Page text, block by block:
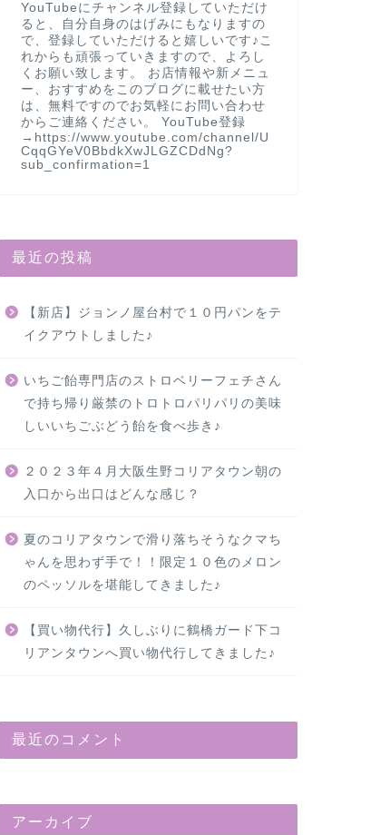
YouTubeにチャンネル登録していただけ
ると、自分自身のはげみにもなりますの
で、登録していただけると嬉しいです♪こ
れからも頑張っていきますので、よろし
くお願い致します。 お店情報や新メニュ
ー、おすすめをこのブログに載せたい方
は、無料ですのでお気軽にお問い合わせ
からご連絡ください。 YouTube登録
→https://www.youtube.com/channel/U
CqqGYeV0BbdkXwJLGZCDdNg?
sub_confirmation=1
最近の投稿
【新店】ジョンノ屋台村で１０円パンをテ
イクアウトしました♪
いちご飴専門店のストロベリーフェチさん
で持ち帰り厳禁のトロトロパリパリの美味
しいいちごぶどう飴を食べ歩き♪
２０２３年４月大阪生野コリアタウン朝の
入口から出口はどんな感じ？
夏のコリアタウンで滑り落ちそうなクマち
ゃんを思わず手で！！限定１０色のメロン
のペッソルを堪能してきました♪
【買い物代行】久しぶりに鶴橋ガード下コ
リアンタウンへ買い物代行してきました♪
最近のコメント
アーカイブ